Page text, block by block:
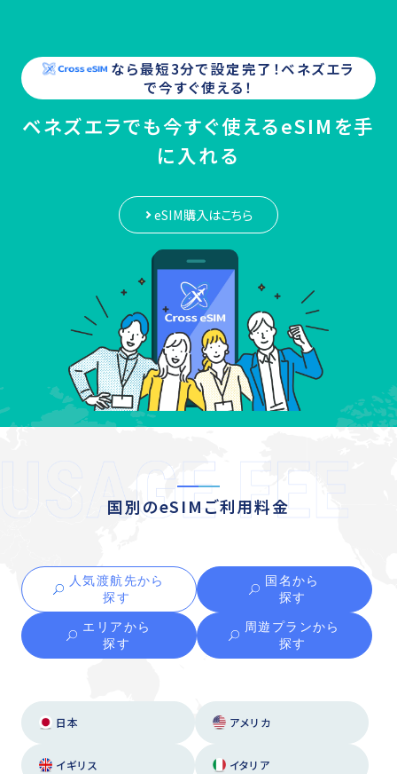
なら最短3分で設定完了！ベネズエラ
で今すぐ使える！
ベネズエラでも今すぐ使えるeSIMを手
に入れる
eSIM購入はこちら
国別のeSIMご利用料金
人気渡航先から
探す
国名から
探す
エリアから
探す
周遊プランから
探す
日本 アメリカ
イギリス イタリア